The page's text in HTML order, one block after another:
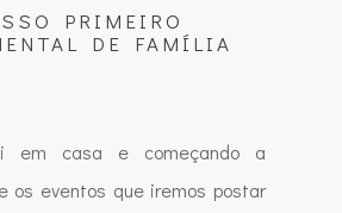
PRIMEIRO
DE FAMÍLIA
em casa e começando a
os eventos que iremos postar